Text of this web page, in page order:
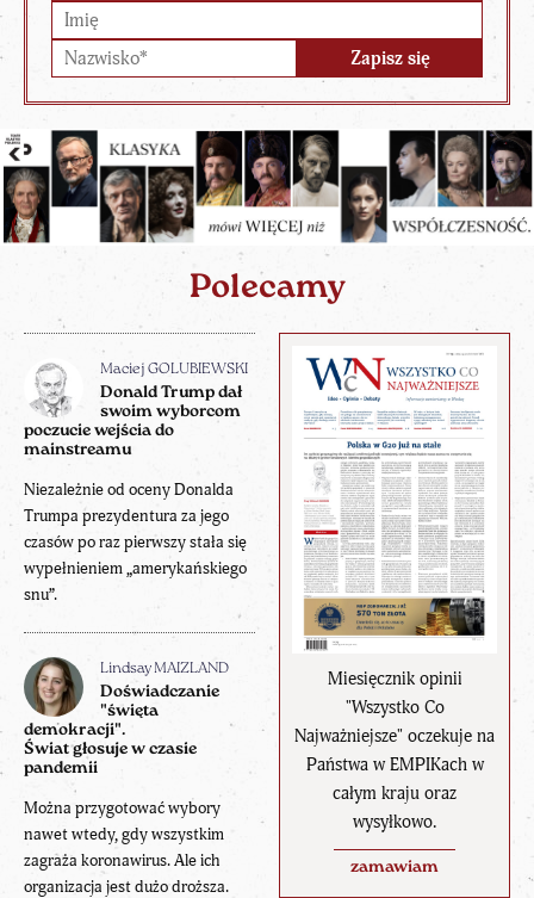
Polecamy
Miesięcznik opinii
"Wszystko Co
Najważniejsze" oczekuje na
Państwa w EMPIKach w
całym kraju oraz
wysyłkowo.
zamawiam
Maciej GOLUBIEWSKI
Donald Trump dał
swoim wyborcom
poczucie wejścia do
mainstreamu
Niezależnie od oceny Donalda
Trumpa prezydentura za jego
czasów po raz pierwszy stała się
wypełnieniem „amerykańskiego
snu”.
Lindsay MAIZLAND
Doświadczanie
"święta
demokracji".
Świat głosuje w czasie
pandemii
Można przygotować wybory
nawet wtedy, gdy wszystkim
zagraża koronawirus. Ale ich
organizacja jest dużo droższa.